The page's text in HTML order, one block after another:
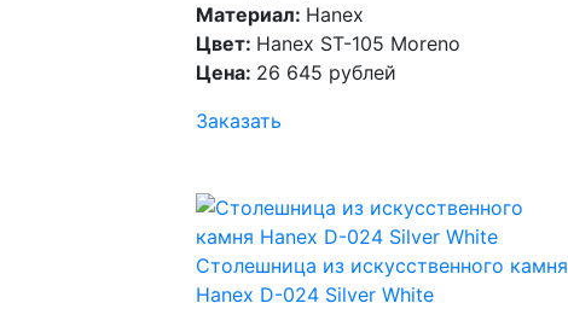
Материал: Hanex
Цвет: Hanex ST-105 Moreno
Цена: 26 645 рублей
Заказать
Столешница из искусственного камня
Hanex D-024 Silver White